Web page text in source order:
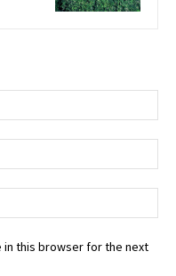
in this browser for the next